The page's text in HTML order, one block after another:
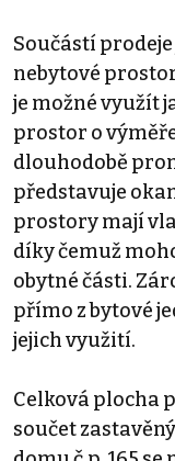
Součástí
nebytové
je možné využít
prostor o
dlouhodobě
představuje
prostory mají
díky čemuž
obytné části.
přímo z bytové
jejich využití.
Celková plocha
součet